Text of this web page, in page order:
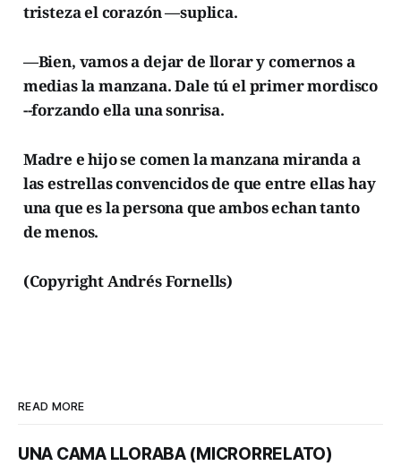
tristeza el corazón —suplica.
—Bien, vamos a dejar de llorar y comernos a
medias la manzana. Dale tú el primer mordisco
--forzando ella una sonrisa.
Madre e hijo se comen la manzana miranda a
las estrellas convencidos de que entre ellas hay
una que es la persona que ambos echan tanto
de menos.
(Copyright Andrés Fornells)
READ MORE
UNA CAMA LLORABA (MICRORRELATO)